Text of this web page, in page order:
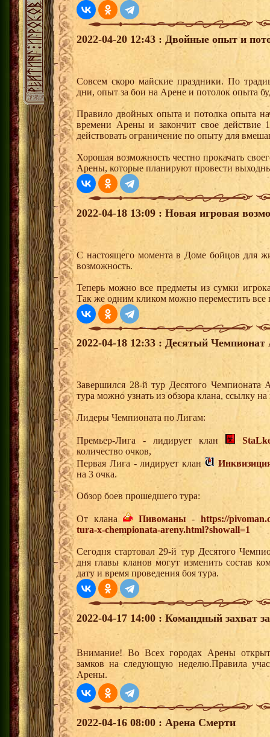
2022-04-20 12:43 : Двойные опыт и
Совсем скоро майские праздники. По
дни, опыт за бои на Арене и потолок опыта
Правило двойных опыта и потолка опыта
времени Арены и закончит свое
действовать ограничение по опыту для
Хорошая возможность честно прокачать
Арены, которые планируют провести
2022-04-18 13:09 : Новая игровая
С настоящего момента в Доме бойцов для
возможность.
Теперь можно все предметы из сумки
Так же одним кликом можно переместить все
2022-04-18 12:33 : Десятый
Завершился 28-й тур Десятого
тура можно узнать из обзора клана, ссылку
Лидеры Чемпионата по Лигам:
Премьер-Лига - лидирует клан
количество очков,
Первая Лига - лидирует клан
на 3 очка.
Обзор боев прошедшего тура:
От клана Пивоманы -https://
tura-x-chempionata-areny.html?showall=1
Сегодня стартовал 29-й тур Десятого
дня главы кланов могут изменить состав
дату и время проведения боя тура.
2022-04-17 14:00 : Командный захват
Внимание! Во Всех городах Арены
замков на следующую неделю.Правила
Арены.
2022-04-16 08:00 : Арена Смерти